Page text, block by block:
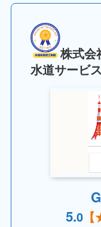
株式会
水道サービス
5.0【